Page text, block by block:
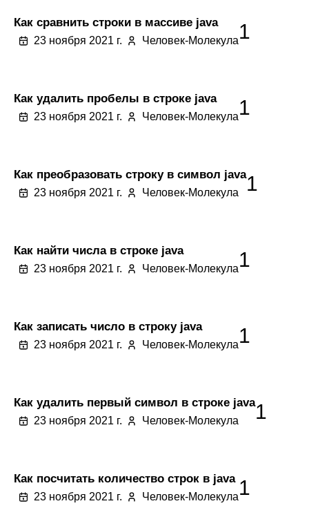
Как сравнить строки в массиве java
23 ноября 2021 г. Человек-Молекула1
Как удалить пробелы в строке java
23 ноября 2021 г. Человек-Молекула1
Как преобразовать строку в символ java
23 ноября 2021 г. Человек-Молекула 1
Как найти числа в строке java
23 ноября 2021 г. Человек-Молекула1
Как записать число в строку java
23 ноября 2021 г. Человек-Молекула1
Как удалить первый символ в строке java
23 ноября 2021 г. Человек-Молекула 1
Как посчитать количество строк в java
23 ноября 2021 г. Человек-Молекула1